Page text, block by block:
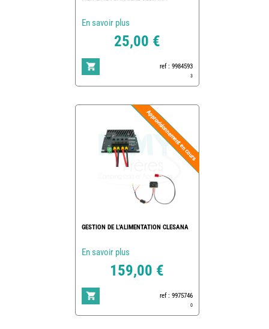
En savoir plus
25,00 €
ref : 9984593
3
GESTION DE L'ALIMENTATION CLESANA
En savoir plus
159,00 €
ref : 9975746
0